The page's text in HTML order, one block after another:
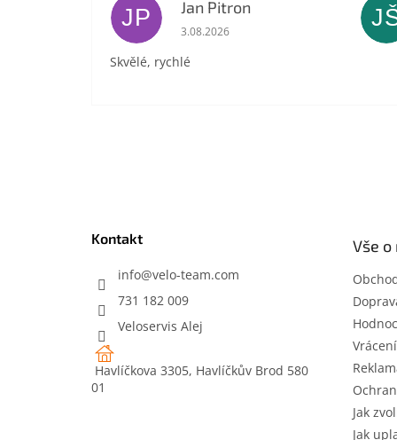
JP Jan Pitron
Hodnocení obchodu je 5 z 5
3.08.2026
Skvělé, rychlé
Kontakt
info@velo-team.com
731 182 009
Veloservis Alej
Havlíčkova 3305, Havlíčkův Brod 580
01
Vše o
Jak
Jak